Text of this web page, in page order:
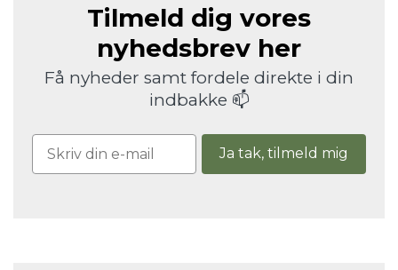
Tilmeld dig vores
nyhedsbrev her
Få nyheder samt fordele direkte i din
indbakke 📫
Ja tak, tilmeld mig